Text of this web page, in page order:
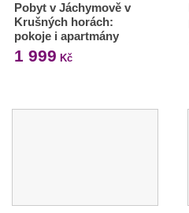
Pobyt v Jáchymově v
Krušných horách:
pokoje i apartmány
1 999 Kč